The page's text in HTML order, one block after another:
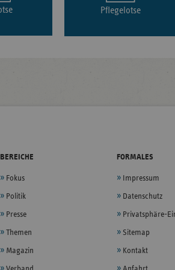
Pflegelotse
BEREICHE
Fokus
Politik
Presse
Themen
Magazin
FORMALES
Impressum
Datenschutz
Privatsphäre-
Sitemap
Kontakt